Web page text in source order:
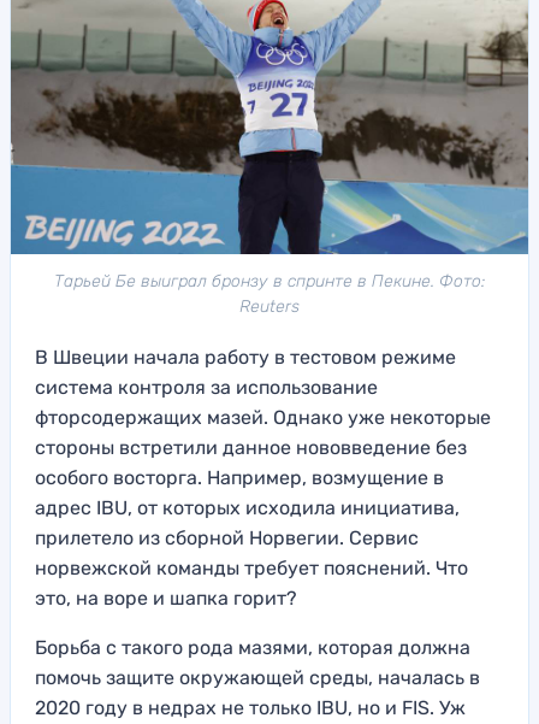
Тарьей Бе выиграл бронзу в спринте в Пекине. Фото:
Reuters
В Швеции начала работу в тестовом режиме
система контроля за использование
фторсодержащих мазей. Однако уже некоторые
стороны встретили данное нововведение без
особого восторга. Например, возмущение в
адрес IBU, от которых исходила инициатива,
прилетело из сборной Норвегии. Сервис
норвежской команды требует пояснений. Что
это, на воре и шапка горит?
Борьба с такого рода мазями, которая должна
помочь защите окружающей среды, началась в
2020 году в недрах не только IBU, но и FIS. Уж